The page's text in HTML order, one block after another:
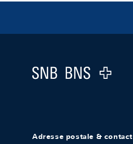
Logo
Adresse postale & contact